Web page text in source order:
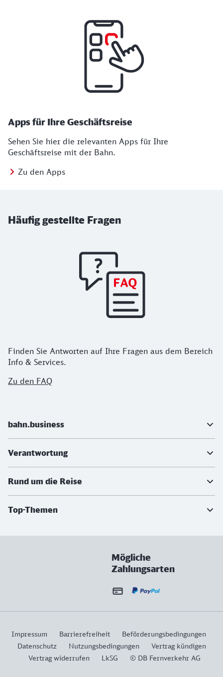
Apps für Ihre Geschäftsreise
Sehen Sie hier die relevanten Apps für Ihre
Geschäftsreise mit der Bahn.
Zu den Apps
Häufig gestellte Fragen
Finden Sie Antworten auf Ihre Fragen aus dem Bereich
Info & Services.
Zu den FAQ
bahn.business
Verantwortung
Rund um die Reise
Top-Themen
Mögliche
Zahlungsarten
Impressum Barrierefreiheit
Beförderungsbedingungen
Datenschutz
Nutzungsbedingungen
Vertrag kündigen
Vertrag widerrufen
LkSG © DB Fernverkehr AG